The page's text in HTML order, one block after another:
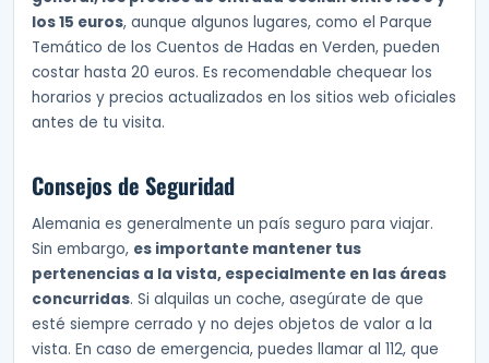
los 15 euros, aunque algunos lugares, como el Parque
Temático de los Cuentos de Hadas en Verden, pueden
costar hasta 20 euros. Es recomendable chequear los
horarios y precios actualizados en los sitios web oficiales
antes de tu visita.
Consejos de Seguridad
Alemania es generalmente un país seguro para viajar.
Sin embargo, es importante mantener tus
pertenencias a la vista, especialmente en las áreas
concurridas. Si alquilas un coche, asegúrate de que
esté siempre cerrado y no dejes objetos de valor a la
vista. En caso de emergencia, puedes llamar al 112, que